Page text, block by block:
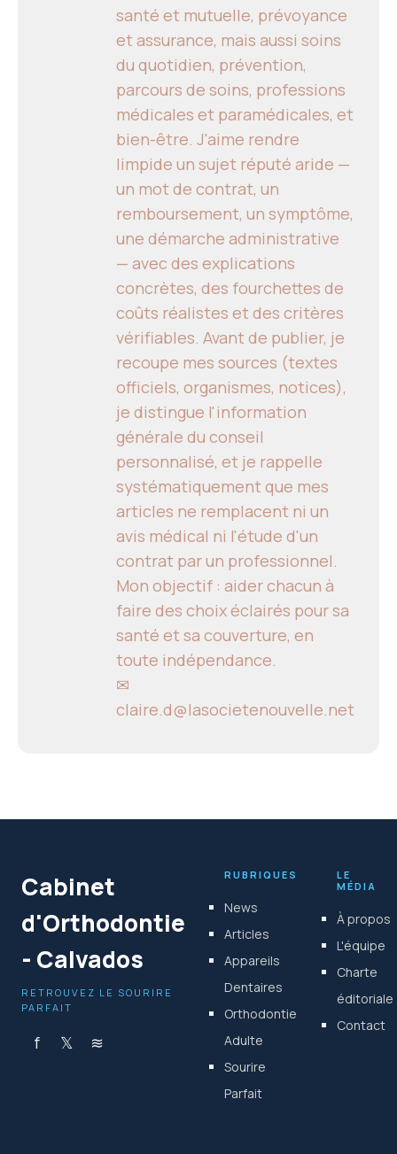
santé et mutuelle, prévoyance
et assurance, mais aussi soins
du quotidien, prévention,
parcours de soins, professions
médicales et paramédicales, et
bien-être. J'aime rendre
limpide un sujet réputé aride —
un mot de contrat, un
remboursement, un symptôme,
une démarche administrative
— avec des explications
concrètes, des fourchettes de
coûts réalistes et des critères
vérifiables. Avant de publier, je
recoupe mes sources (textes
officiels, organismes, notices),
je distingue l'information
générale du conseil
personnalisé, et je rappelle
systématiquement que mes
articles ne remplacent ni un
avis médical ni l'étude d'un
contrat par un professionnel.
Mon objectif : aider chacun à
faire des choix éclairés pour sa
santé et sa couverture, en
toute indépendance.
✉
claire.d@lasocietenouvelle.net
Cabinet
d'Orthodontie
- Calvados
RETROUVEZ LE SOURIRE
PARFAIT
f 𝕏 ≋
RUBRIQUES
News
Articles
Appareils
Dentaires
Orthodontie
Adulte
Sourire
Parfait
LE
MÉDIA
À propos
L'équipe
Charte
éditoriale
Contact